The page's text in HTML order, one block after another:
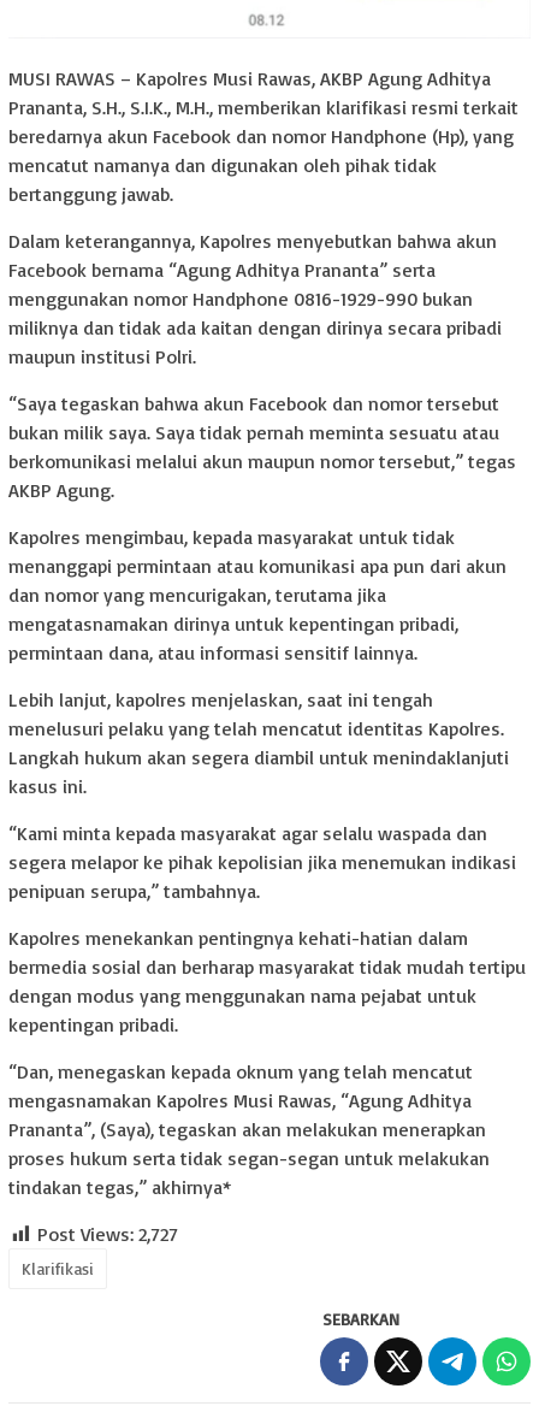
MUSI RAWAS – Kapolres Musi Rawas, AKBP Agung Adhitya
Prananta, S.H., S.I.K., M.H., memberikan klarifikasi resmi terkait
beredarnya akun Facebook dan nomor Handphone (Hp), yang
mencatut namanya dan digunakan oleh pihak tidak
bertanggung jawab.
Dalam keterangannya, Kapolres menyebutkan bahwa akun
Facebook bernama “Agung Adhitya Prananta” serta
menggunakan nomor Handphone 0816-1929-990 bukan
miliknya dan tidak ada kaitan dengan dirinya secara pribadi
maupun institusi Polri.
“Saya tegaskan bahwa akun Facebook dan nomor tersebut
bukan milik saya. Saya tidak pernah meminta sesuatu atau
berkomunikasi melalui akun maupun nomor tersebut,” tegas
AKBP Agung.
Kapolres mengimbau, kepada masyarakat untuk tidak
menanggapi permintaan atau komunikasi apa pun dari akun
dan nomor yang mencurigakan, terutama jika
mengatasnamakan dirinya untuk kepentingan pribadi,
permintaan dana, atau informasi sensitif lainnya.
Lebih lanjut, kapolres menjelaskan, saat ini tengah
menelusuri pelaku yang telah mencatut identitas Kapolres.
Langkah hukum akan segera diambil untuk menindaklanjuti
kasus ini.
“Kami minta kepada masyarakat agar selalu waspada dan
segera melapor ke pihak kepolisian jika menemukan indikasi
penipuan serupa,” tambahnya.
Kapolres menekankan pentingnya kehati-hatian dalam
bermedia sosial dan berharap masyarakat tidak mudah tertipu
dengan modus yang menggunakan nama pejabat untuk
kepentingan pribadi.
“Dan, menegaskan kepada oknum yang telah mencatut
mengasnamakan Kapolres Musi Rawas, “Agung Adhitya
Prananta”, (Saya), tegaskan akan melakukan menerapkan
proses hukum serta tidak segan-segan untuk melakukan
tindakan tegas,” akhirnya*
Post Views: 2,727
Klarifikasi
SEBARKAN